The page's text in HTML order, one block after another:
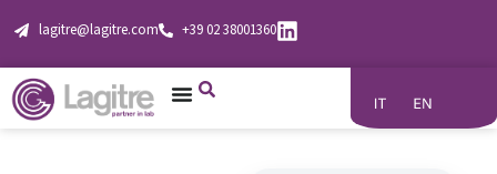
lagitre@lagitre.com +39 02 38001360